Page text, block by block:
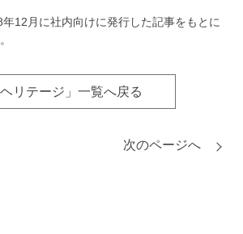
12月に社内向けに発行した記事をもとに
ヘリテージ」一覧へ戻る
次のページへ